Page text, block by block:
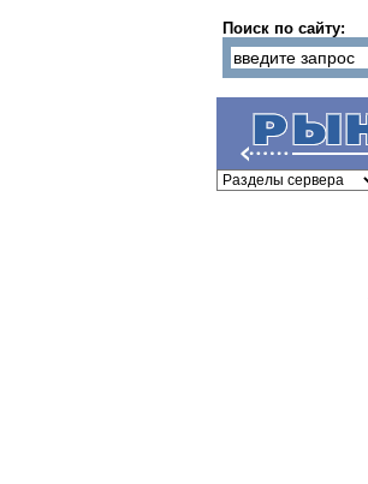
Поиск по сайту: